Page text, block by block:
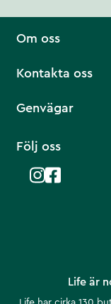
Life är
Om oss
Kontakta oss
Genvägar
Följ oss